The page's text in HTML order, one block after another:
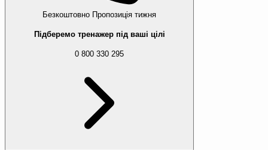
Безкоштовно Пропозиція тижня
Підберемо тренажер під ваші цілі
0 800 330 295